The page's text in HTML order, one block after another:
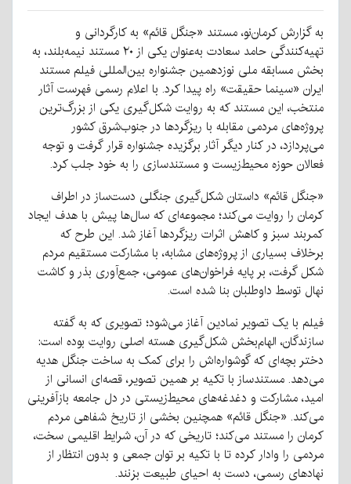
به گزارش کرمان‌نو، مستند «جنگل قائم» به کارگردانی و
تهیه‌کنندگی حامد سعادت به‌عنوان یکی از ۲۰ مستند نیمه‌بلند، به
بخش مسابقه ملی نوزدهمین جشنواره بین‌المللی فیلم مستند
ایران «سینما حقیقت» راه پیدا کرد. با اعلام رسمی فهرست آثار
منتخب، این مستند که به روایت شکل‌گیری یکی از بزرگ‌ترین
پروژه‌های مردمی مقابله با ریزگردها در جنوب‌شرق کشور
می‌پردازد، در کنار دیگر آثار برگزیده جشنواره قرار گرفت و توجه
فعالان حوزه محیط‌زیست و مستندسازی را به خود جلب کرد.
«جنگل قائم» داستان شکل‌گیری جنگلی دست‌ساز در اطراف
کرمان را روایت می‌کند؛ مجموعه‌ای که سال‌ها پیش با هدف ایجاد
کمربند سبز و کاهش اثرات ریزگردها آغاز شد. این طرح که
برخلاف بسیاری از پروژه‌های مشابه، با مشارکت مستقیم مردم
شکل گرفت، بر پایه فراخوان‌های عمومی، جمع‌آوری بذر و کاشت
نهال توسط داوطلبان بنا شده است.
فیلم با یک تصویر نمادین آغاز می‌شود؛ تصویری که به گفته
سازندگان، الهام‌بخش شکل‌گیری هسته اصلی روایت بوده است:
دختر بچه‌ای که گوشواره‌اش را برای کمک به ساخت جنگل هدیه
می‌دهد. مستندساز با تکیه بر همین تصویر، قصه‌ای انسانی از
امید، مشارکت و دغدغه‌های محیط‌زیستی در دل جامعه بازآفرینی
می‌کند. «جنگل قائم» همچنین بخشی از تاریخ شفاهی مردم
کرمان را مستند می‌کند؛ تاریخی که در آن، شرایط اقلیمی سخت،
مردمی را وادار کرده تا با تکیه بر توان جمعی و بدون انتظار از
نهادهای رسمی، دست به احیای طبیعت بزنند.